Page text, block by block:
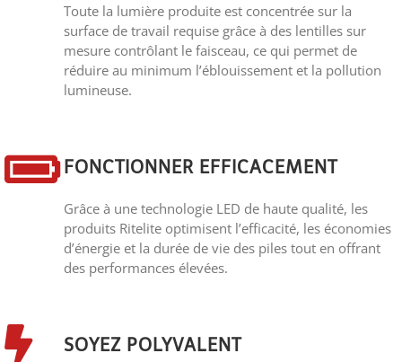
Toute la lumière produite est concentrée sur la
surface de travail requise grâce à des lentilles sur
mesure contrôlant le faisceau, ce qui permet de
réduire au minimum l’éblouissement et la pollution
lumineuse.
FONCTIONNER EFFICACEMENT
Grâce à une technologie LED de haute qualité, les
produits Ritelite optimisent l’efficacité, les économies
d’énergie et la durée de vie des piles tout en offrant
des performances élevées.
SOYEZ POLYVALENT